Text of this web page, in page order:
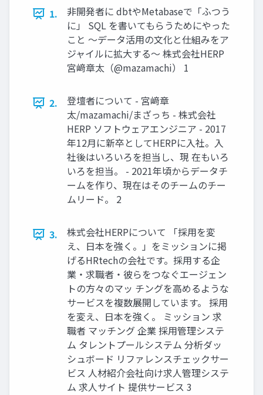
1.
非開発者に dbtやMetabaseで「ふつう
に」 SQL を書いてもらうためにやった
こと 〜データ活用の文化と仕組みをア
ジャイルに拡大する〜 株式会社HERP
宮﨑章太（@mazamachi） 1
2.
登壇者について - 宮﨑章
太/mazamachi/まざっち - 株式会社
HERP ソフトウェアエンジニア - 2017
年12月に新卒としてHERPに入社。入
社後はいろいろを担当し、現 在もいろ
いろを担当。 - 2021年頃からデータチ
ームを作り、現在はそのチームのチー
ムリード。 2
3.
株式会社HERPについて 「採用を変
え、日本を強く。」をミッションに掲
げるHRtechの会社です。採用する企
業・求職者・彼らをつなぐエージェン
トの方々のマッ チングを高めるような
サービスを複数展開しています。 採用
を変え、日本を強く。 ミッション 求
職者 マッチング 企業 採用管理システ
ム タレントプールシステム 分析ダッ
シュボード リファレンスチェックサー
ビス 人材紹介会社向け求人管理システ
ム 求人サイト 提供サービス 3